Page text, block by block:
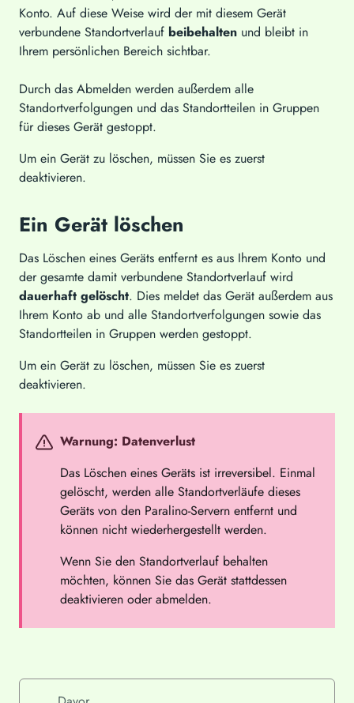
Konto. Auf diese Weise wird der mit diesem Gerät
verbundene Standortverlauf beibehalten und bleibt in
Ihrem persönlichen Bereich sichtbar.
Durch das Abmelden werden außerdem alle
Standortverfolgungen und das Standortteilen in Gruppen
für dieses Gerät gestoppt.
Um ein Gerät zu löschen, müssen Sie es zuerst
deaktivieren.
Ein Gerät löschen
Das Löschen eines Geräts entfernt es aus Ihrem Konto und
der gesamte damit verbundene Standortverlauf wird
dauerhaft gelöscht. Dies meldet das Gerät außerdem aus
Ihrem Konto ab und alle Standortverfolgungen sowie das
Standortteilen in Gruppen werden gestoppt.
Um ein Gerät zu löschen, müssen Sie es zuerst
deaktivieren.
Warnung: Datenverlust
Das Löschen eines Geräts ist irreversibel. Einmal
gelöscht, werden alle Standortverläufe dieses
Geräts von den Paralino-Servern entfernt und
können nicht wiederhergestellt werden.
Wenn Sie den Standortverlauf behalten
möchten, können Sie das Gerät stattdessen
deaktivieren oder abmelden.